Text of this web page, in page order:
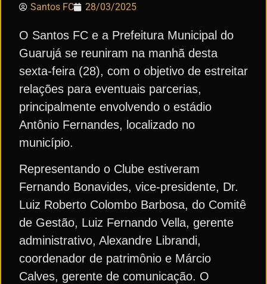
Santos FC 28/03/2025
O Santos FC e a Prefeitura Municipal do
Guarujá se reuniram na manhã desta
sexta-feira (28), com o objetivo de estreitar
relações para eventuais parcerias,
principalmente envolvendo o estádio
Antônio Fernandes, localizado no
município.
Representando o Clube estiveram
Fernando Bonavides, vice-presidente, Dr.
Luiz Roberto Colombo Barbosa, do Comitê
de Gestão, Luiz Fernando Vella, gerente
administrativo, Alexandre Librandi,
coordenador de patrimônio e Márcio
Calves, gerente de comunicação. O